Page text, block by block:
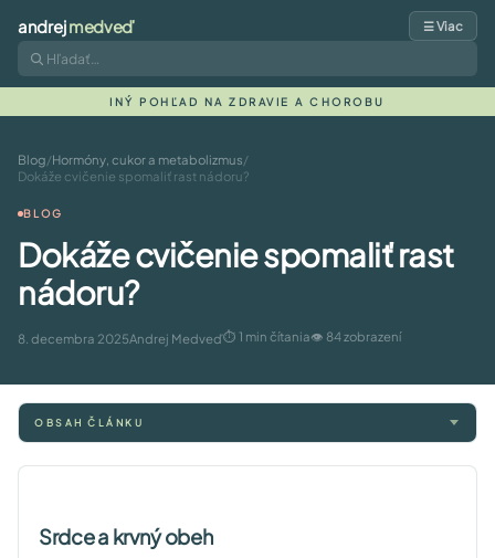
andrejmedveď ☰ Viac
INÝ POHĽAD NA ZDRAVIE A CHOROBU
Blog/Hormóny, cukor a metabolizmus/
Dokáže cvičenie spomaliť rast nádoru?
BLOG
Dokáže cvičenie spomaliť rast
nádoru?
8. decembra 2025Andrej Medveď⏱ 1 min čítania👁 84 zobrazení
OBSAH ČLÁNKU
Srdce a krvný obeh